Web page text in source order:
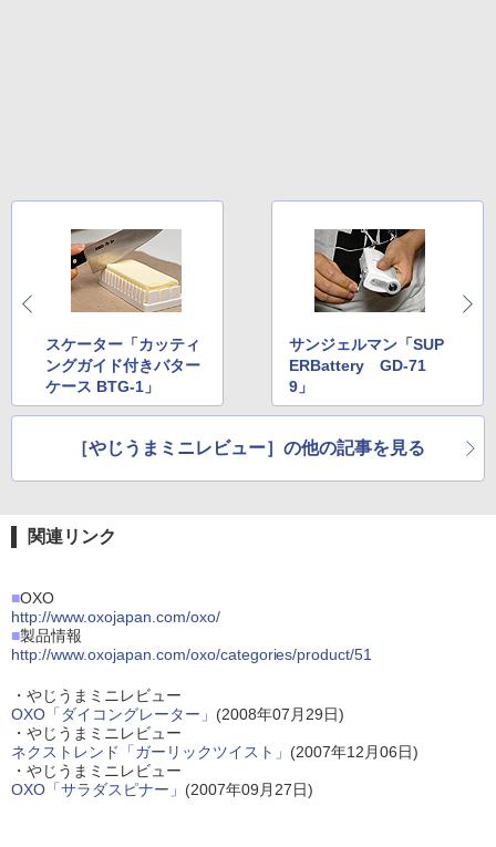
スケーター「カッティ
ングガイド付きバター
ケース BTG-1」
サンジェルマン「SUP
ERBattery GD-71
9」
［やじうまミニレビュー］の他の記事を見る
関連リンク
■OXO
http://www.oxojapan.com/oxo/
■製品情報
http://www.oxojapan.com/oxo/categories/product/51
・やじうまミニレビュー
OXO「ダイコングレーター」 (2008年07月29日)
・やじうまミニレビュー
ネクストレンド「ガーリックツイスト」 (2007年12月06日)
・やじうまミニレビュー
OXO「サラダスピナー」 (2007年09月27日)